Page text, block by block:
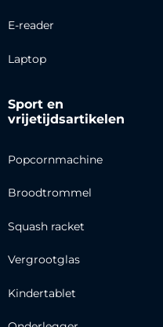
E-reader
Laptop
Sport en
vrijetijdsartikelen
Popcornmachine
Broodtrommel
Squash racket
Vergrootglas
Kindertablet